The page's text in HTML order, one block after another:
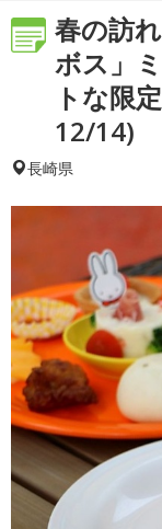
春の訪
ボス」
トな限
12/14)
長崎県